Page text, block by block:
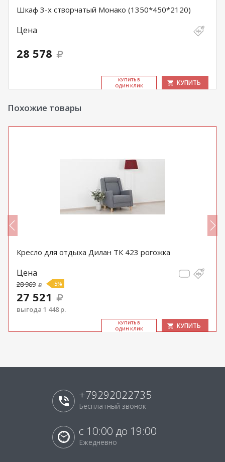
Шкаф 3-х створчатый Монако (1350*450*2120)
Цена
28 578
КУ­ПИТЬ В
ОДИН КЛИК
КУПИТЬ
Похожие товары
Кресло для отдыха Дилан ТК 423 рогожка
Цена
28 969 -5%
27 521
выгода 1 448 р.
КУ­ПИТЬ В
ОДИН КЛИК
КУПИТЬ
+79292022735
Бесплатный звонок
с 10:00 до 19:00
Ежедневно